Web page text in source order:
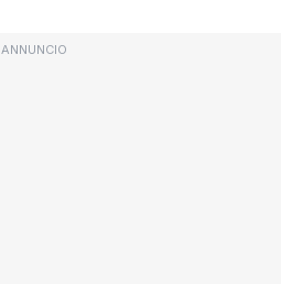
ANNUNCIO